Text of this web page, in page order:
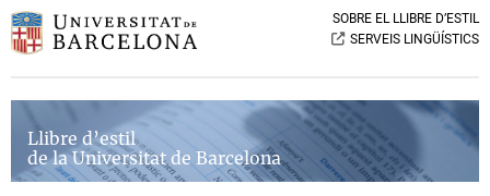
SOBRE EL LLIBRE D’ESTIL
SERVEIS LINGÜÍSTICS
Llibre d’estil
de la Universitat de Barcelona